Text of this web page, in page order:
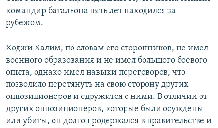
командир батальона пять лет находился за
рубежом.
Ходжи Халим, по словам его сторонников, не имел
военного образования и не имел большого боевого
опыта, однако имел навыки переговоров, что
позволило перетянуть на свою сторону других
оппозиционеров и сдружится с ними. В отличии от
других оппозиционеров, которые были осуждены
или убиты, он долго продержался в правительстве и